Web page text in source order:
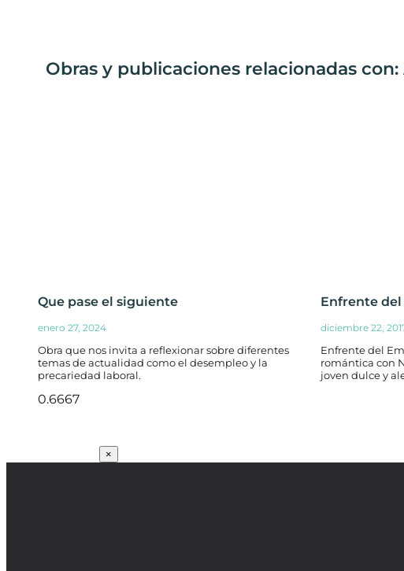
Obras y publicaciones relacionadas
Que pase el siguiente
enero 27, 2024
Obra que nos invita a reflexionar sobre diferentes
temas de actualidad como el desempleo y la
precariedad laboral.
Enfrente
diciembre 22,
Enfrente del
romántica con
joven dulce y
×